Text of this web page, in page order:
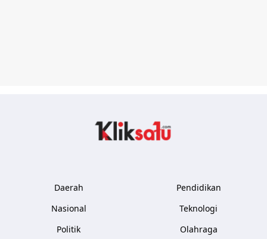
Daerah
Nasional
Politik
Pendidikan
Teknologi
Olahraga